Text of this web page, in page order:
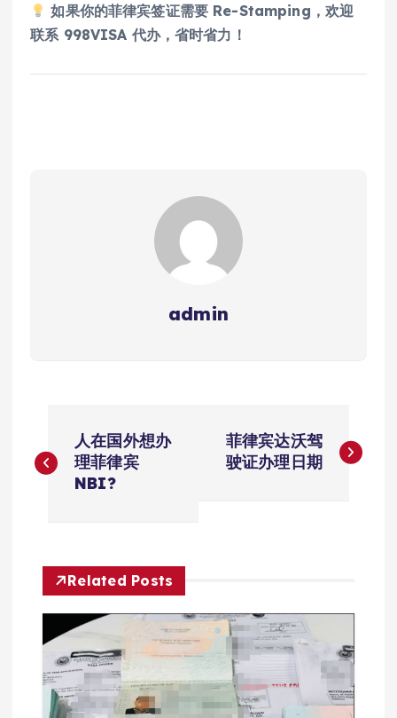
如果你的菲律宾签证需要 Re-Stamping，欢迎
联系 998VISA 代办，省时省力！
admin
章
航
人在国外想办
理菲律宾
NBI?
菲律宾达沃驾
驶证办理日期
Related Posts